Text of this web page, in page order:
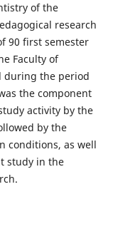
of the
research
90 first semester
Faculty of
during the period
the component
activity by the
by the
conditions, as well
study in the